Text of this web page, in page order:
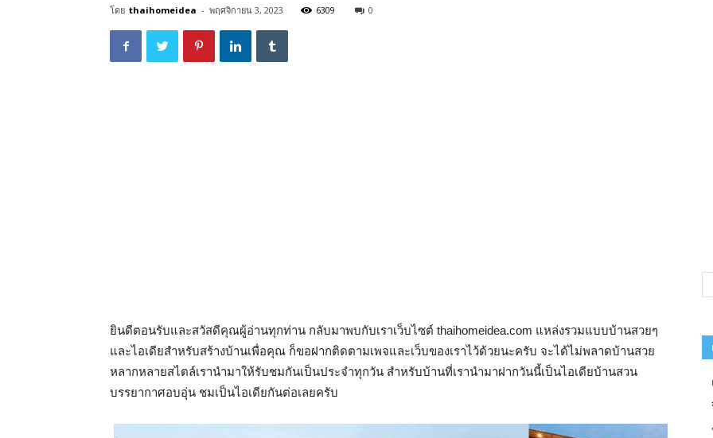
โดย thaihomeidea - พฤศจิกายน 3, 2023 6309 0
ยินดีตอนรับและสวัสดีคุณผู้อ่านทุกท่าน กลับมาพบกับเราเว็บไซต์ thaihomeidea.com แหล่งรวมแบบบ้านสวยๆ
และไอเดียสำหรับสร้างบ้านเพื่อคุณ ก็ขอฝากติดตามเพจและเว็บของเราไว้ด้วยนะครับ จะได้ไม่พลาดบ้านสวย
หลากหลายสไตล์เรานำมาให้รับชมกันเป็นประจำทุกวัน สำหรับบ้านที่เรานำมาฝากวันนี้เป็นไอเดียบ้านสวน
บรรยากาศอบอุ่น ชมเป็นไอเดียกันต่อเลยครับ